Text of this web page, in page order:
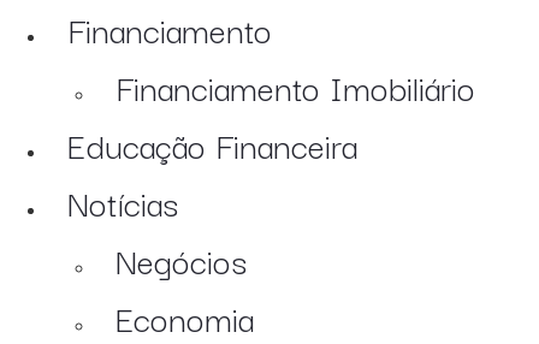
Financiamento
Financiamento Imobiliário
Educação Financeira
Notícias
Negócios
Economia